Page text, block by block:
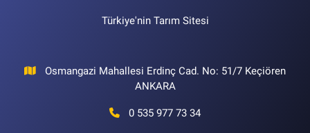
Türkiye'nin Tarım Sitesi
Osmangazi Mahallesi Erdinç Cad. No: 51/7 Keçiören
ANKARA
0 535 977 73 34